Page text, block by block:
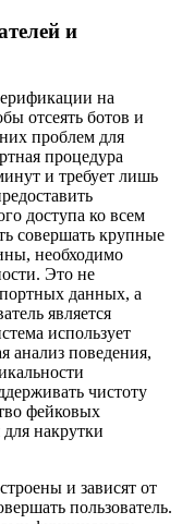
и
на
отсеять ботов и
проблем для
процедура
и требует лишь
доступа ко всем
совершать крупные
необходимо
Это не
данных, а
является
использует
анализ поведения,
чистоту
фейковых
накрутки
и зависят от
пользователь.